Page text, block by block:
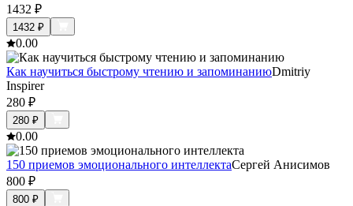
1432 ₽
1432 ₽
0.00
Как научиться быстрому чтению и запоминаниюDmitriy
Inspirer
280 ₽
280 ₽
0.00
150 приемов эмоционального интеллектаСергей Анисимов
800 ₽
800 ₽